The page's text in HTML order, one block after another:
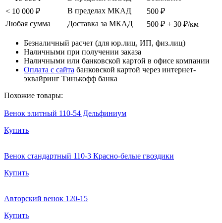
< 10 000 ₽
В пределах МКАД
500 ₽
Любая сумма
Доставка за МКАД 500 ₽ + 30 ₽/км
Безналичный расчет (для юр.лиц, ИП, физ.лиц)
Наличными при получении заказа
Наличными или банковской картой в офисе компании
Оплата с сайта банковской картой через интернет-
эквайринг Тинькофф банка
Похожие товары:
Венок элитный 110-54 Дельфиниум
Купить
Венок стандартный 110-3 Красно-белые гвоздики
Купить
Авторский венок 120-15
Купить